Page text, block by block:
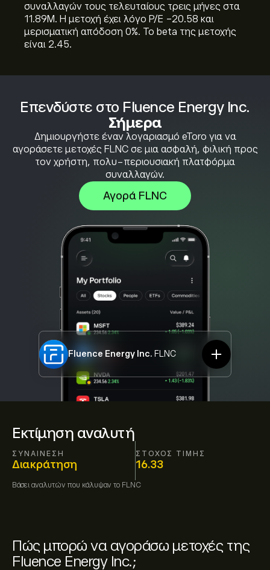
Εκτίμηση αναλυτή
ΣΥΝΑΊΝΕΣΗ
Διακράτηση
ΣΤΌΧΟΣ ΤΙΜΉΣ
16.33
Βάσει αναλυτών που κάλυψαν το FLNC
Επενδύστε στο Fluence Energy Inc.
Σήμερα
Δημιουργήστε έναν λογαριασμό eToro για να
αγοράσετε μετοχές FLNC σε μια ασφαλή, φιλική προς
τον χρήστη, πολυ-περιουσιακή πλατφόρμα
συναλλαγών.
Αγορά FLNC
Fluence Energy Inc. FLNC
συναλλαγών τους τελευταίους τρεις μήνες στα
11.89M. Η μετοχή έχει λόγο P/E -20.58 και
μερισματική απόδοση 0%. Το beta της μετοχής
είναι 2.45.
Πώς μπορώ να αγοράσω μετοχές της
Fluence Energy Inc.;